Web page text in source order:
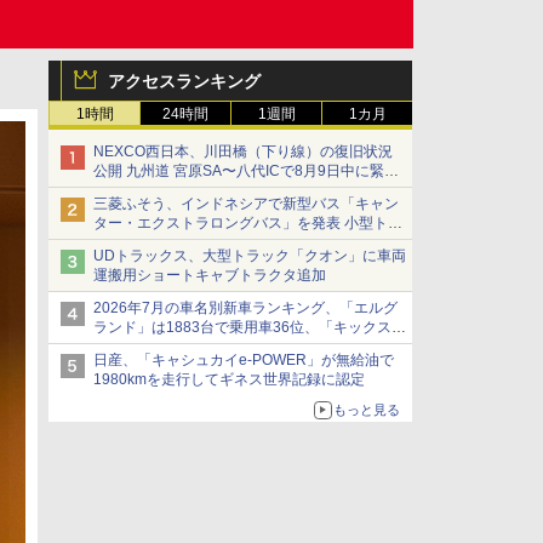
アクセスランキング
1時間 24時間 1週間 1カ月
NEXCO西日本、川田橋（下り線）の復旧状況
公開 九州道 宮原SA〜八代ICで8月9日中に緊急
車両を通行可能に
三菱ふそう、インドネシアで新型バス「キャン
ター・エクストラロングバス」を発表 小型トラ
ックベースの観光・旅客輸送向けバス
UDトラックス、大型トラック「クオン」に車両
運搬用ショートキャブトラクタ追加
2026年7月の車名別新車ランキング、「エルグ
ランド」は1883台で乗用車36位、「キックス」
は2591台で27位に
日産、「キャシュカイe-POWER」が無給油で
1980kmを走行してギネス世界記録に認定
もっと見る